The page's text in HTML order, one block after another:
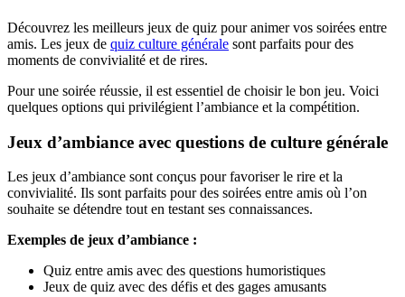
Découvrez les meilleurs jeux de quiz pour animer vos soirées entre
amis. Les jeux de quiz culture générale sont parfaits pour des
moments de convivialité et de rires.
Pour une soirée réussie, il est essentiel de choisir le bon jeu. Voici
quelques options qui privilégient l’ambiance et la compétition.
Jeux d’ambiance avec questions de culture générale
Les jeux d’ambiance sont conçus pour favoriser le rire et la
convivialité. Ils sont parfaits pour des soirées entre amis où l’on
souhaite se détendre tout en testant ses connaissances.
Exemples de jeux d’ambiance :
Quiz entre amis avec des questions humoristiques
Jeux de quiz avec des défis et des gages amusants